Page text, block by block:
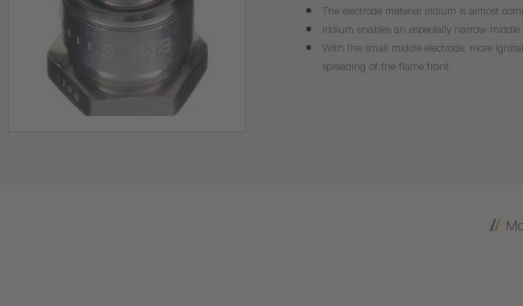
The electrode material iridium is almost
Iridium enables an especially narrow
With the small middle electrode, more
spreading of the flame front.